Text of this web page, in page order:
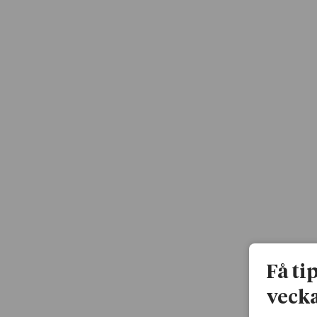
Få